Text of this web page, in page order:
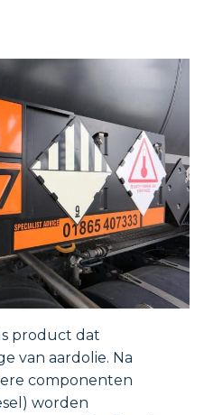
product dat
van aardolie. Na
componenten
worden